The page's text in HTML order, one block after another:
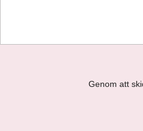
Genom att